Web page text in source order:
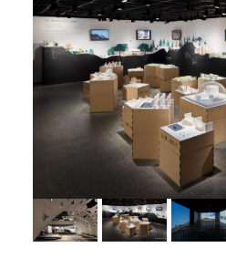
サービスDX・デジタル活用
運営施設・実績紹介
運営施設
実績紹介
お役立ち情報
企業情報